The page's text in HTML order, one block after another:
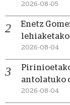
2026-08-05
Enetz
2026-08-04
antolatuko
2026-08-04